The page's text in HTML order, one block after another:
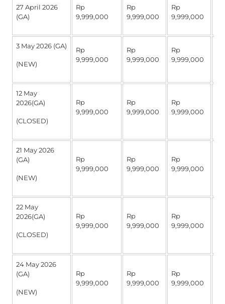
27 April 2026
(GA)
Rp
9,999,000
Rp
9,999,000
Rp
9,999,000
3 May 2026 (GA)
(NEW)
Rp
9,999,000
Rp
9,999,000
Rp
9,999,000
12 May
2026(GA)
(CLOSED)
Rp
9,999,000
Rp
9,999,000
Rp
9,999,000
21 May 2026
(GA)
(NEW)
Rp
9,999,000
Rp
9,999,000
Rp
9,999,000
22 May
2026(GA)
(CLOSED)
Rp
9,999,000
Rp
9,999,000
Rp
9,999,000
24 May 2026
(GA)
(NEW)
Rp
9,999,000
Rp
9,999,000
Rp
9,999,000